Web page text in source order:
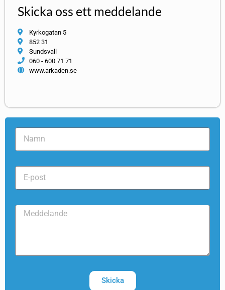
Skicka oss ett meddelande
Kyrkogatan 5
852 31
Sundsvall
060 - 600 71 71
www.arkaden.se
Skicka